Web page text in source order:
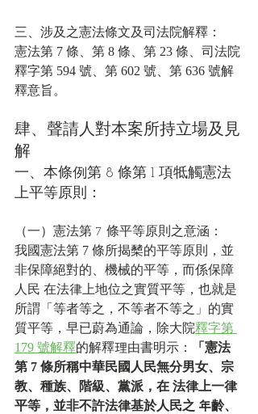
三、涉及之憲法條文及司法院解釋：
憲法第 7 條、第 8 條、第 23 條、司法院
釋字第 594 號、第 602 號、第 636 號解
釋意旨。
肆、聲請人對本案所持立場及見
解
一、本條例第 8 條第 1 項牴觸憲法
上平等原則：
（一）憲法第 7 條平等原則之意涵：
我國憲法第 7 條所揭櫫的平等原則，並
非保障絕對的、機械的平等，而係保障
人民 在法律上地位之實質平等，也就是
所謂「等者等之，不等者不等之」的實
質平等，早已蔚為通論，除大院釋字第
179 號解釋的解釋理由書明示：
「憲法
第 7 條所稱中華民國人民無分男女、宗
教、種族、階級、黨派，在 法律上一律
平等，並非不許法律基於人民之 年齡、